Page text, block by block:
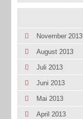
November 2013
August 2013
Juli 2013
Juni 2013
Mai 2013
April 2013